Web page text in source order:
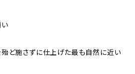
ど施さずに仕上げた最も自然に近い